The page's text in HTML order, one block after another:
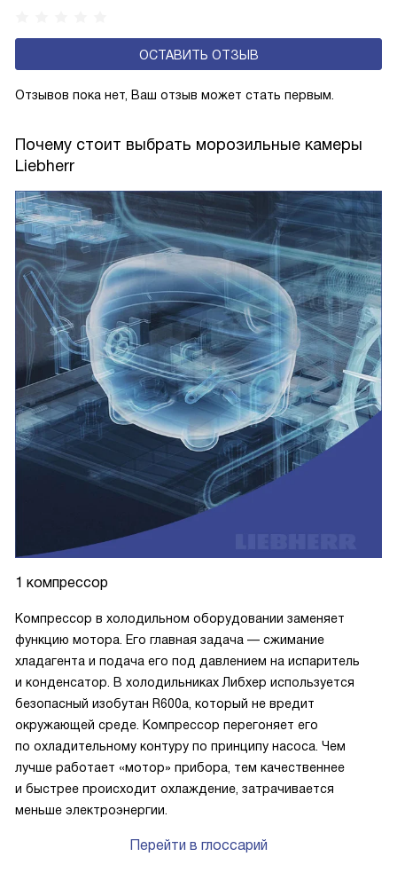
ОСТАВИТЬ ОТЗЫВ
Отзывов пока нет, Ваш отзыв может стать первым.
Почему стоит выбрать морозильные камеры
Liebherr
1 компрессор
Компрессор в холодильном оборудовании заменяет
функцию мотора. Его главная задача — сжимание
хладагента и подача его под давлением на испаритель
и конденсатор. В холодильниках Либхер используется
безопасный изобутан R600a, который не вредит
окружающей среде. Компрессор перегоняет его
по охладительному контуру по принципу насоса. Чем
лучше работает «мотор» прибора, тем качественнее
и быстрее происходит охлаждение, затрачивается
меньше электроэнергии.
Перейти в глоссарий